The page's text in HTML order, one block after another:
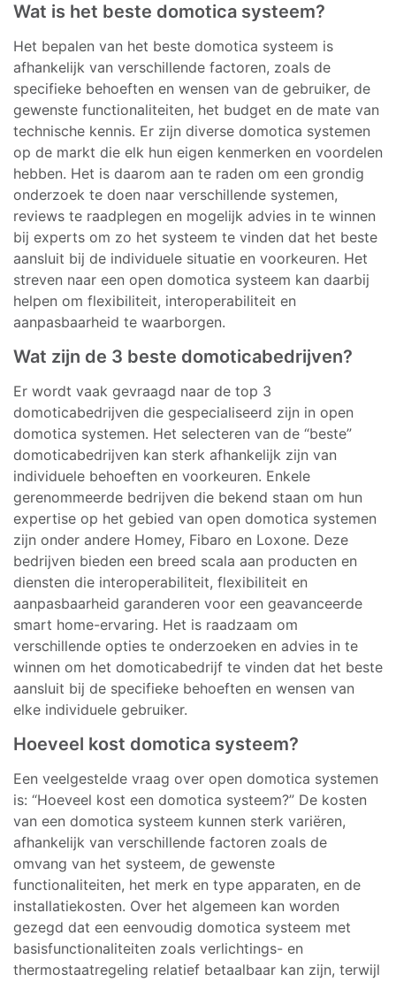
Wat is het beste domotica systeem?
Het bepalen van het beste domotica systeem is
afhankelijk van verschillende factoren, zoals de
specifieke behoeften en wensen van de gebruiker, de
gewenste functionaliteiten, het budget en de mate van
technische kennis. Er zijn diverse domotica systemen
op de markt die elk hun eigen kenmerken en voordelen
hebben. Het is daarom aan te raden om een grondig
onderzoek te doen naar verschillende systemen,
reviews te raadplegen en mogelijk advies in te winnen
bij experts om zo het systeem te vinden dat het beste
aansluit bij de individuele situatie en voorkeuren. Het
streven naar een open domotica systeem kan daarbij
helpen om flexibiliteit, interoperabiliteit en
aanpasbaarheid te waarborgen.
Wat zijn de 3 beste domoticabedrijven?
Er wordt vaak gevraagd naar de top 3
domoticabedrijven die gespecialiseerd zijn in open
domotica systemen. Het selecteren van de “beste”
domoticabedrijven kan sterk afhankelijk zijn van
individuele behoeften en voorkeuren. Enkele
gerenommeerde bedrijven die bekend staan om hun
expertise op het gebied van open domotica systemen
zijn onder andere Homey, Fibaro en Loxone. Deze
bedrijven bieden een breed scala aan producten en
diensten die interoperabiliteit, flexibiliteit en
aanpasbaarheid garanderen voor een geavanceerde
smart home-ervaring. Het is raadzaam om
verschillende opties te onderzoeken en advies in te
winnen om het domoticabedrijf te vinden dat het beste
aansluit bij de specifieke behoeften en wensen van
elke individuele gebruiker.
Hoeveel kost domotica systeem?
Een veelgestelde vraag over open domotica systemen
is: “Hoeveel kost een domotica systeem?” De kosten
van een domotica systeem kunnen sterk variëren,
afhankelijk van verschillende factoren zoals de
omvang van het systeem, de gewenste
functionaliteiten, het merk en type apparaten, en de
installatiekosten. Over het algemeen kan worden
gezegd dat een eenvoudig domotica systeem met
basisfunctionaliteiten zoals verlichtings- en
thermostaatregeling relatief betaalbaar kan zijn, terwijl